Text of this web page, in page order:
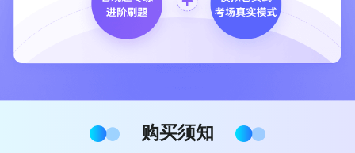
购买须知